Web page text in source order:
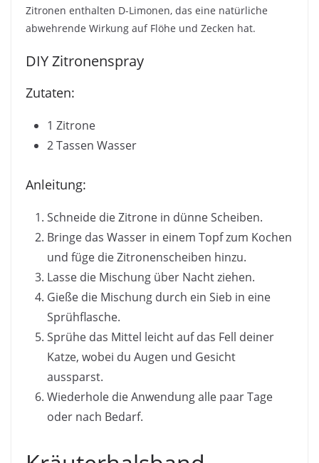
Zitronen enthalten D-Limonen, das eine natürliche
abwehrende Wirkung auf Flöhe und Zecken hat.
DIY Zitronenspray
Zutaten:
1 Zitrone
2 Tassen Wasser
Anleitung:
Schneide die Zitrone in dünne Scheiben.
Bringe das Wasser in einem Topf zum Kochen
und füge die Zitronenscheiben hinzu.
Lasse die Mischung über Nacht ziehen.
Gieße die Mischung durch ein Sieb in eine
Sprühflasche.
Sprühe das Mittel leicht auf das Fell deiner
Katze, wobei du Augen und Gesicht
aussparst.
Wiederhole die Anwendung alle paar Tage
oder nach Bedarf.